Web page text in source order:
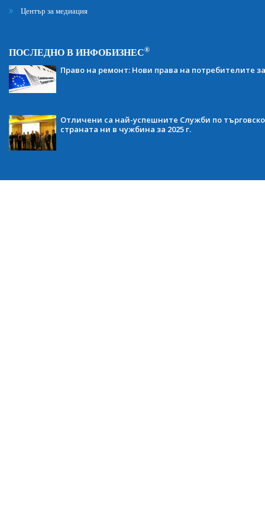
Център за медиация
ПОСЛЕДНО В ИНФОБИЗНЕС®
Право на ремонт: Нови права на потребителите
Отличени са най-успешните Служби по
страната ни в чужбина за 2025 г.